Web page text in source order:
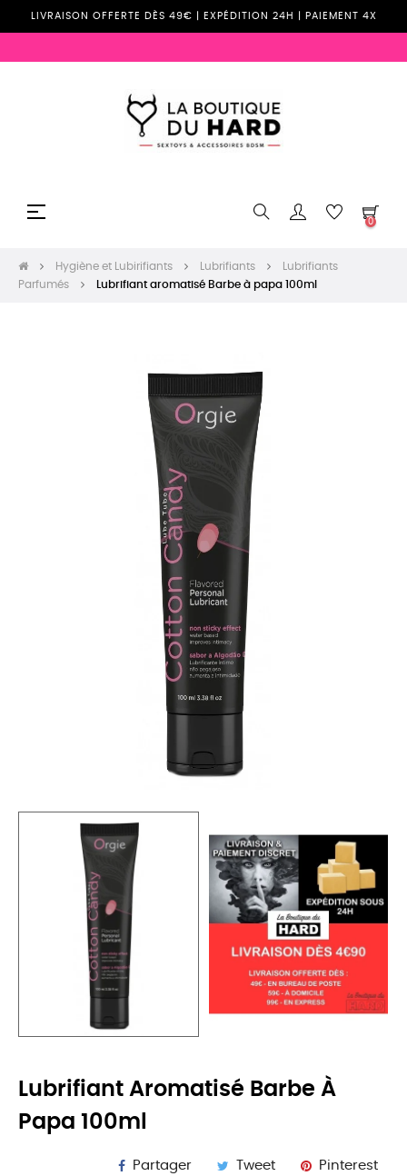
LIVRAISON OFFERTE DÈS 49€ | EXPÉDITION 24H | PAIEMENT 4X
Basculer
☰
0
Hygiène et Lubirifiants Lubrifiants
Lubrifiants
Parfumés
Lubrifiant aromatisé Barbe à papa 100ml
Lubrifiant Aromatisé Barbe À
Papa 100ml
Partager Tweet Pinterest